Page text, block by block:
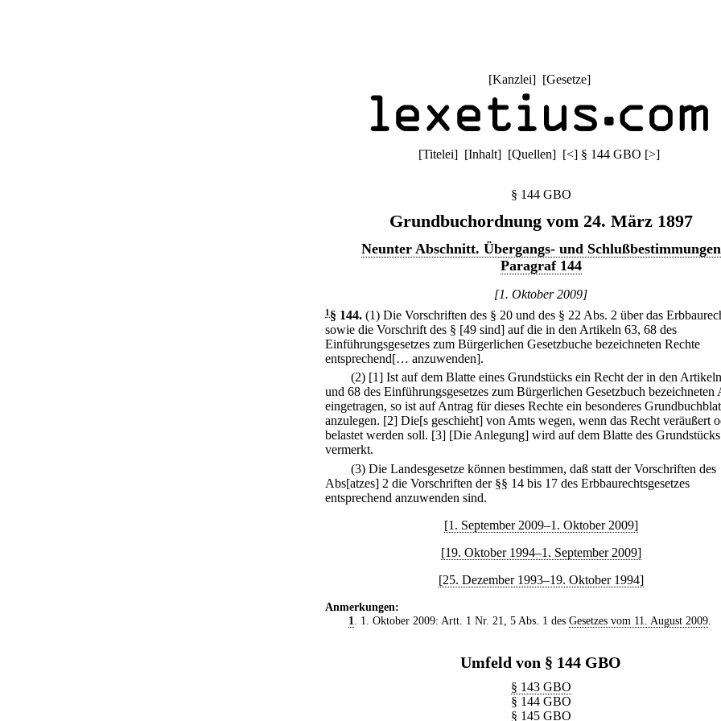
[Kanzlei] [Gesetze]
[Titelei] [Inhalt] [Quellen] [<] § 144 GBO [>]
§ 144 GBO
Grundbuchordnung vom 24. März 1897
Neunter Abschnitt. Übergangs- und Schlußbestimmungen
Paragraf 144
[1. Oktober 2009]
1 § 144. (1) Die Vorschriften des § 20 und des § 22 Abs. 2 über das
sowie die Vorschrift des § [49 sind] auf die in den Artikeln 63, 68 des
Einführungsgesetzes zum Bürgerlichen Gesetzbuche bezeichneten Rechte
entsprechend[… anzuwenden].
(2) [1] Ist auf dem Blatte eines Grundstücks ein Recht der in den
und 68 des Einführungsgesetzes zum Bürgerlichen Gesetzbuch bezeichneten
eingetragen, so ist auf Antrag für dieses Rechte ein besonderes
anzulegen. [2] Die[s geschieht] von Amts wegen, wenn das Recht veräußert
belastet werden soll. [3] [Die Anlegung] wird auf dem Blatte des Grundstücks
vermerkt.
(3) Die Landesgesetze können bestimmen, daß statt der Vorschriften des
Abs[atzes] 2 die Vorschriften der §§ 14 bis 17 des Erbbaurechtsgesetzes
entsprechend anzuwenden sind.
[1. September 2009–1. Oktober 2009]
[19. Oktober 1994–1. September 2009]
[25. Dezember 1993–19. Oktober 1994]
Anmerkungen:
1
. 1. Oktober 2009: Artt. 1 Nr. 21, 5 Abs. 1 des Gesetzes vom 11. August 2009.
Umfeld von § 144 GBO
§ 143 GBO
§ 144 GBO
§ 145 GBO